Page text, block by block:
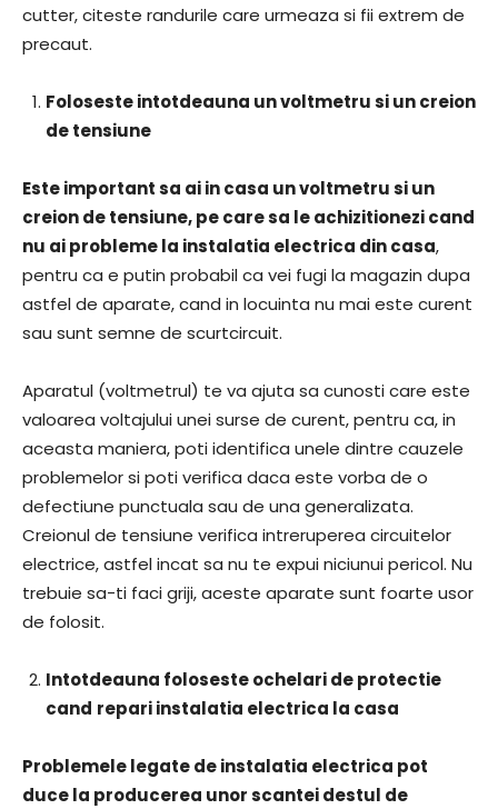
cutter, citeste randurile care urmeaza si fii extrem de
precaut.
Foloseste intotdeauna un voltmetru si un creion
de tensiune
Este important sa ai in casa un voltmetru si un
creion de tensiune, pe care sa le achizitionezi cand
nu ai probleme la instalatia electrica din casa,
pentru ca e putin probabil ca vei fugi la magazin dupa
astfel de aparate, cand in locuinta nu mai este curent
sau sunt semne de scurtcircuit.
Aparatul (voltmetrul) te va ajuta sa cunosti care este
valoarea voltajului unei surse de curent, pentru ca, in
aceasta maniera, poti identifica unele dintre cauzele
problemelor si poti verifica daca este vorba de o
defectiune punctuala sau de una generalizata.
Creionul de tensiune verifica intreruperea circuitelor
electrice, astfel incat sa nu te expui niciunui pericol. Nu
trebuie sa-ti faci griji, aceste aparate sunt foarte usor
de folosit.
Intotdeauna foloseste ochelari de protectie
cand repari instalatia electrica la casa
Problemele legate de instalatia electrica pot
duce la producerea unor scantei destul de